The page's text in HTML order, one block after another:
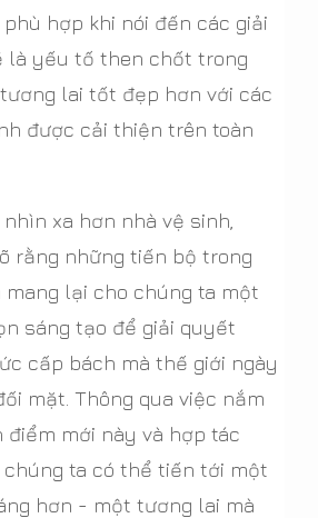
hợp khi nói đến các giải
là yếu tố then chốt trong
lai tốt đẹp hơn với các
được cải thiện trên toàn
xa hơn nhà vệ sinh,
rằng những tiến bộ trong
mang lại cho chúng ta một
sáng tạo để giải quyết
cấp bách mà thế giới ngày
mặt. Thông qua việc nắm
điểm mới này và hợp tác
chúng ta có thể tiến tới một
hơn - một tương lai mà